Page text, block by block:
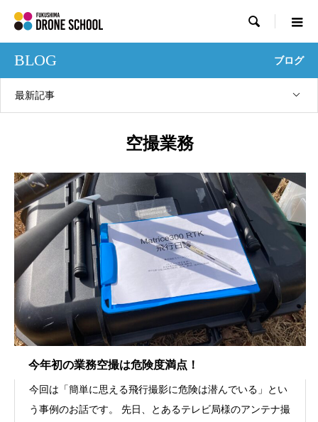

BLOG ブログ
最新記事
空撮業務
今年初の業務空撮は危険度満点！
今回は「簡単に思える飛行撮影に危険は潜んでいる」とい
う事例のお話です。 先日、とあるテレビ局様のアンテナ撮